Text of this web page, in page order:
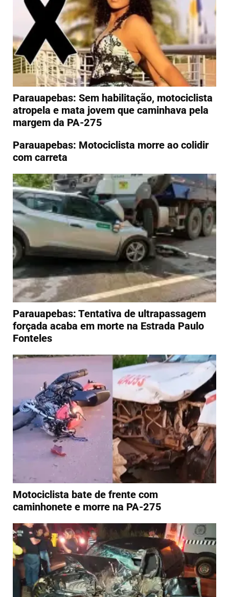
Parauapebas: Sem habilitação, motociclista
atropela e mata jovem que caminhava pela
margem da PA-275
Parauapebas: Motociclista morre ao colidir
com carreta
Parauapebas: Tentativa de ultrapassagem
forçada acaba em morte na Estrada Paulo
Fonteles
Motociclista bate de frente com
caminhonete e morre na PA-275